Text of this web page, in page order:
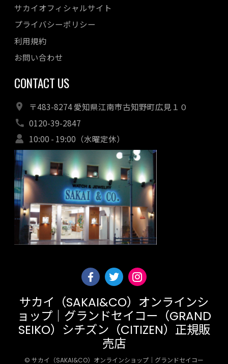
サカイオフィシャルサイト
プライバシーポリシー
利用規約
お問い合わせ
CONTACT US
〒483-8274 愛知県江南市古知野町広見１０
0120-39-2847
10:00 - 19:00（水曜定休）
サカイ（SAKAI&CO）オンラインシ
ョップ｜グランドセイコー（GRAND
SEIKO）シチズン（CITIZEN）正規販
売店
© サカイ（SAKAI&CO）オンラインショップ｜グランドセイコー